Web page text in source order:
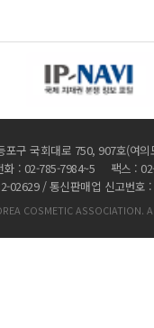
포구 국회대로 750, 907호(여
화 : 02-785-7984~5 팩스 :
02629 / 통신판매업 신고번호
COSMETIC ASSOCIATION.